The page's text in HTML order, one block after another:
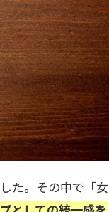
た。その中で「女